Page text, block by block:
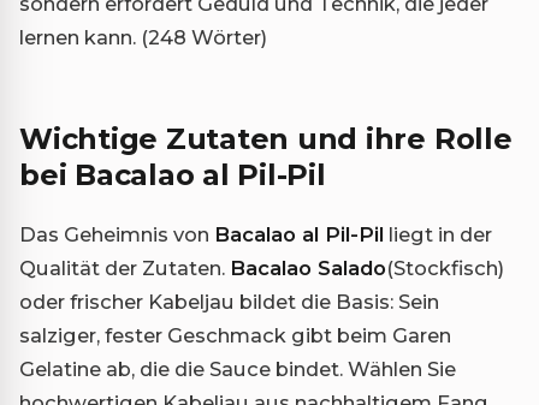
lernen kann. (248 Wörter)
Wichtige Zutaten und ihre Rolle
bei Bacalao al Pil-Pil
Das Geheimnis von Bacalao al Pil-Pil liegt in der
Qualität der Zutaten. Bacalao Salado(Stockfisch)
oder frischer Kabeljau bildet die Basis: Sein
salziger, fester Geschmack gibt beim Garen
Gelatine ab, die die Sauce bindet. Wählen Sie